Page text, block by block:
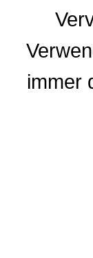
immer